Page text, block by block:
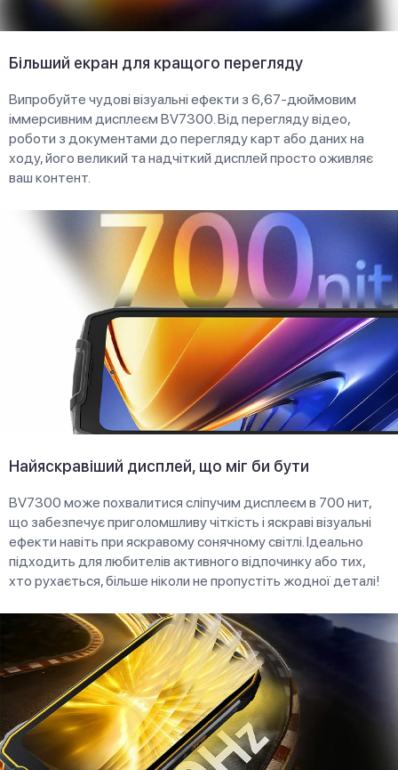
Більший екран для кращого перегляду
Випробуйте чудові візуальні ефекти з 6,67-дюймовим
іммерсивним дисплеєм BV7300. Від перегляду відео,
роботи з документами до перегляду карт або даних на
ходу, його великий та надчіткий дисплей просто оживляє
ваш контент.
Найяскравіший дисплей, що міг би бути
BV7300 може похвалитися сліпучим дисплеєм в 700 нит,
що забезпечує приголомшливу чіткість і яскраві візуальні
ефекти навіть при яскравому сонячному світлі. Ідеально
підходить для любителів активного відпочинку або тих,
хто рухається, більше ніколи не пропустіть жодної деталі!